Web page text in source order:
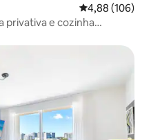
4,88 de uma
4,88 (106)
privativa e cozinha